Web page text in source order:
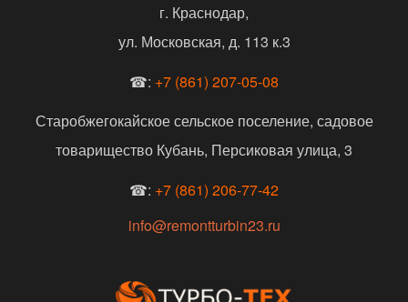
г. Краснодар,
ул. Московская, д. 113 к.3
☎: +7 (861) 207-05-08
Старобжегокайское сельское поселение, садовое
товарищество Кубань, Персиковая улица, 3
☎: +7 (861) 206-77-42
info@remontturbin23.ru